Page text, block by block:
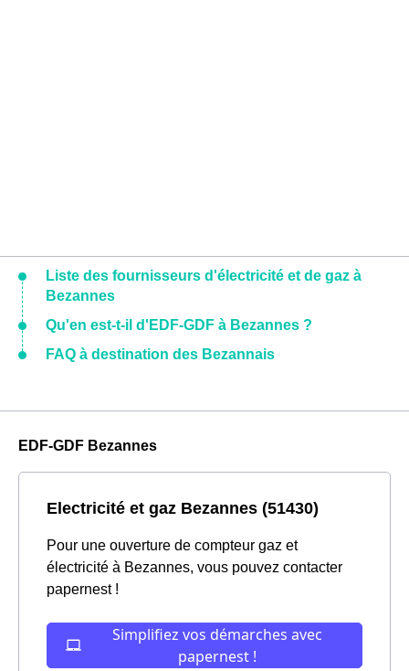
Liste des fournisseurs d'électricité et de gaz à
Bezannes
Qu'en est-t-il d'EDF-GDF à Bezannes ?
FAQ à destination des Bezannais
EDF-GDF Bezannes
Electricité et gaz Bezannes (51430)
Pour une ouverture de compteur gaz et
électricité à Bezannes, vous pouvez contacter
papernest !